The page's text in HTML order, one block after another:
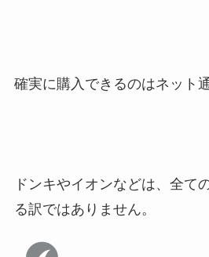
確実に購入できるのはネット
ドンキやイオンなどは、全て
る訳ではありません。